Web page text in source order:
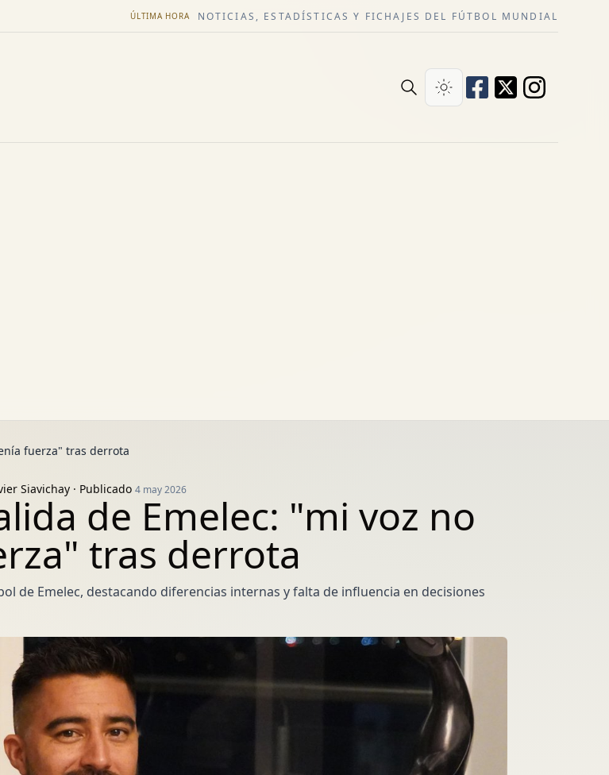
ÚLTIMA HORA NOTICIAS, ESTADÍSTICAS Y FICHAJES DEL FÚTBOL MUNDIAL
fuerza" tras derrota
Siavichay · Publicado 4 may 2026
de Emelec: "mi voz no
tras derrota
de Emelec, destacando diferencias internas y falta de influencia en decisiones